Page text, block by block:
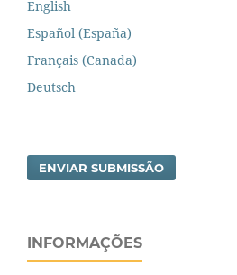
English
Español (España)
Français (Canada)
Deutsch
ENVIAR SUBMISSÃO
INFORMAÇÕES